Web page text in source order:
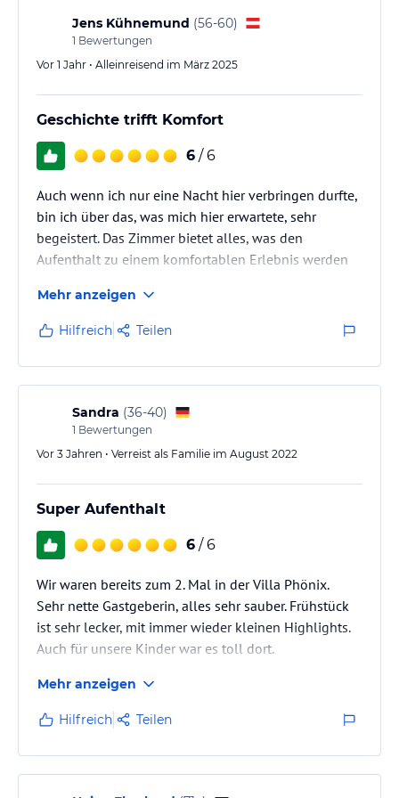
Jens Kühnemund (56-60)
1 Bewertungen
Vor 1 Jahr • Alleinreisend im März 2025
Geschichte trifft Komfort
6 / 6
Auch wenn ich nur eine Nacht hier verbringen durfte,
bin ich über das, was mich hier erwartete, sehr
begeistert. Das Zimmer bietet alles, was den
Aufenthalt zu einem komfortablen Erlebnis werden
Kommunikation noch in Atmosphäre und Preis-
Leistungsverhältnis. Danke und gern wieder!!!
Mehr anzeigen
Hilfreich Teilen
Sandra (36-40)
1 Bewertungen
Vor 3 Jahren • Verreist als Familie im August 2022
Super Aufenthalt
6 / 6
Wir waren bereits zum 2. Mal in der Villa Phönix.
Sehr nette Gastgeberin, alles sehr sauber. Frühstück
ist sehr lecker, mit immer wieder kleinen Highlights.
Auch für unsere Kinder war es toll dort.
Frau Spieß u Team machen einen guten Job
Zudem immer noch ein paar tolle Tipps auf Lager
Wir kommen gerne wieder hierher.
Mehr anzeigen
Hilfreich Teilen